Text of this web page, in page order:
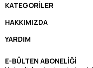
KATEGORİLER
HAKKIMIZDA
YARDIM
E-BÜLTEN ABONELİĞİ